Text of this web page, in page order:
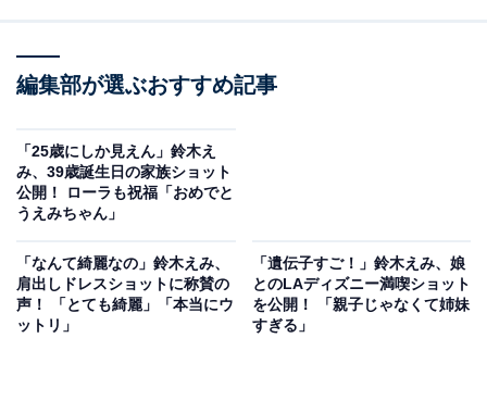
編集部が選ぶおすすめ記事
「25歳にしか見えん」鈴木え
み、39歳誕生日の家族ショット
公開！ ローラも祝福「おめでと
うえみちゃん」
「なんて綺麗なの」鈴木えみ、
肩出しドレスショットに称賛の
声！ 「とても綺麗」「本当にウ
ットリ」
「遺伝子すご！」鈴木えみ、娘
とのLAディズニー満喫ショット
を公開！ 「親子じゃなくて姉妹
すぎる」